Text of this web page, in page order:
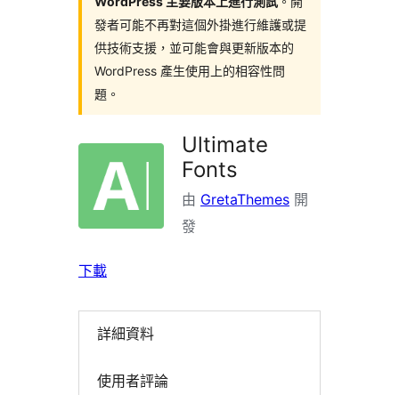
發者可能不再對這個外掛進行維護或提
供技術支援，並可能會與更新版本的
WordPress 產生使用上的相容性問
題。
Ultimate
Fonts
由 GretaThemes 開
發
下載
詳細資料
使用者評論